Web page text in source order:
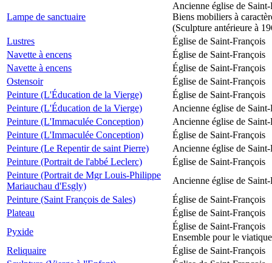
Lampe de sanctuaire
Ancienne église de Saint-
Biens mobiliers à
(Sculpture antérieure à
Lustres
Église de Saint-François
Navette à encens
Église de Saint-François
Navette à encens
Église de Saint-François
Ostensoir
Église de Saint-François
Peinture (L'Éducation de la Vierge)
Église de Saint-François
Peinture (L'Éducation de la Vierge)
Ancienne église de Saint-
Peinture (L'Immaculée Conception)
Ancienne église de Saint-
Peinture (L'Immaculée Conception)
Église de Saint-François
Peinture (Le Repentir de saint Pierre)
Ancienne église de Saint-
Peinture (Portrait de l'abbé Leclerc)
Église de Saint-François
Peinture (Portrait de Mgr Louis-Philippe
Mariauchau d'Esgly)
Ancienne église de Saint-
Peinture (Saint François de Sales)
Église de Saint-François
Plateau
Église de Saint-François
Pyxide
Église de Saint-François
Ensemble pour le viatique
Reliquaire
Église de Saint-François